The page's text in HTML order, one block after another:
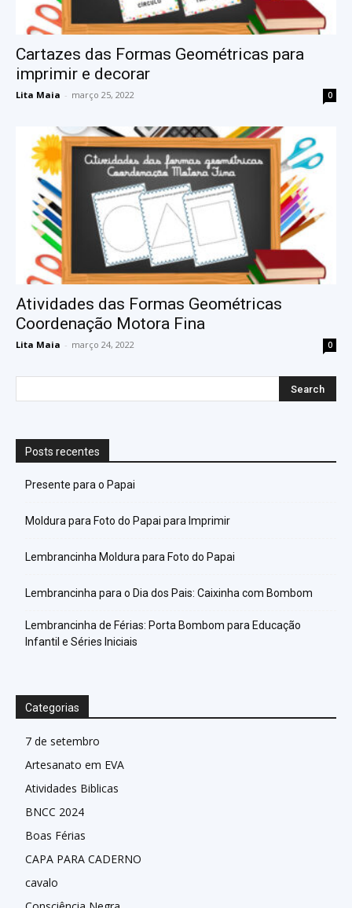
Cartazes das Formas Geométricas para
imprimir e decorar
Lita Maia - março 25, 2022 0
Atividades das Formas Geométricas
Coordenação Motora Fina
Lita Maia - março 24, 2022 0
Posts recentes
Presente para o Papai
Moldura para Foto do Papai para Imprimir
Lembrancinha Moldura para Foto do Papai
Lembrancinha para o Dia dos Pais: Caixinha com Bombom
Lembrancinha de Férias: Porta Bombom para Educação
Infantil e Séries Iniciais
Categorias
7 de setembro
Artesanato em EVA
Atividades Biblicas
BNCC 2024
Boas Férias
CAPA PARA CADERNO
cavalo